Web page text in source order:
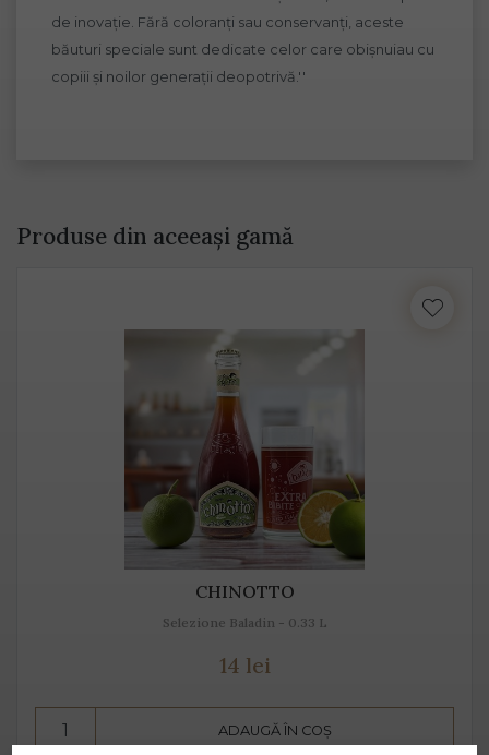
de inovație. Fără coloranți sau conservanți, aceste
băuturi speciale sunt dedicate celor care obișnuiau cu
copiii și noilor generații deopotrivă.''
Produse din aceeași gamă
CHINOTTO
Selezione Baladin - 0.33 L
14 lei
ADAUGĂ ÎN COȘ